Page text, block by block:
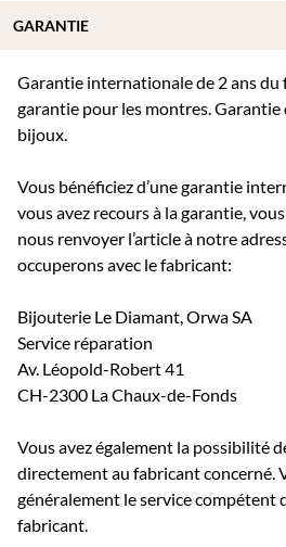
Garantie internationale de 2 ans du
garantie pour les montres. Garantie
bijoux.
Vous bénéficiez d’une garantie
vous avez recours à la garantie,
nous renvoyer l’article à notre
occuperons avec le fabricant:
Bijouterie Le Diamant, Orwa SA
Service réparation
Av. Léopold-Robert 41
CH-2300 La Chaux-de-Fonds
Vous avez également la possibilité
directement au fabricant concerné.
généralement le service compétent
fabricant.
GARANTIE